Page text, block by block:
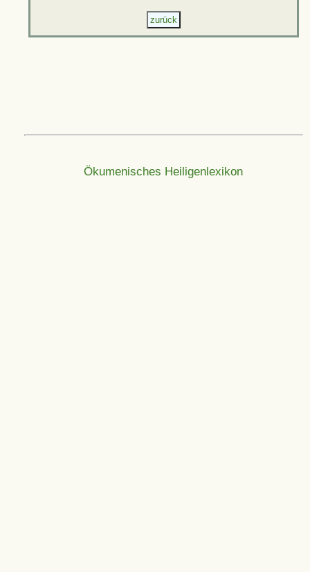
Ökumenisches Heiligenlexikon